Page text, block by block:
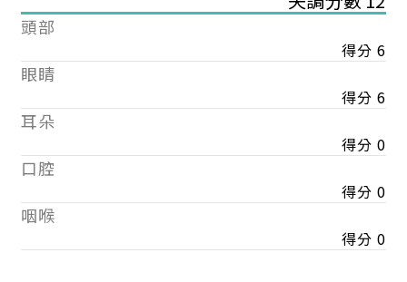
頭部
得分 6
眼睛
得分 6
耳朵
得分 0
口腔
得分 0
咽喉
得分 0